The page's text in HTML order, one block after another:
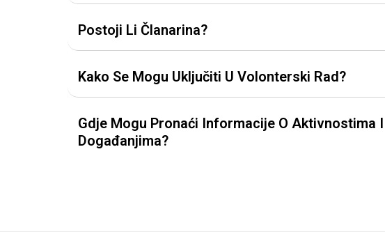
Postoji Li Članarina?
Kako Se Mogu Uključiti U Volonterski Rad?
Gdje Mogu Pronaći Informacije O Aktivnostima I
Događanjima?